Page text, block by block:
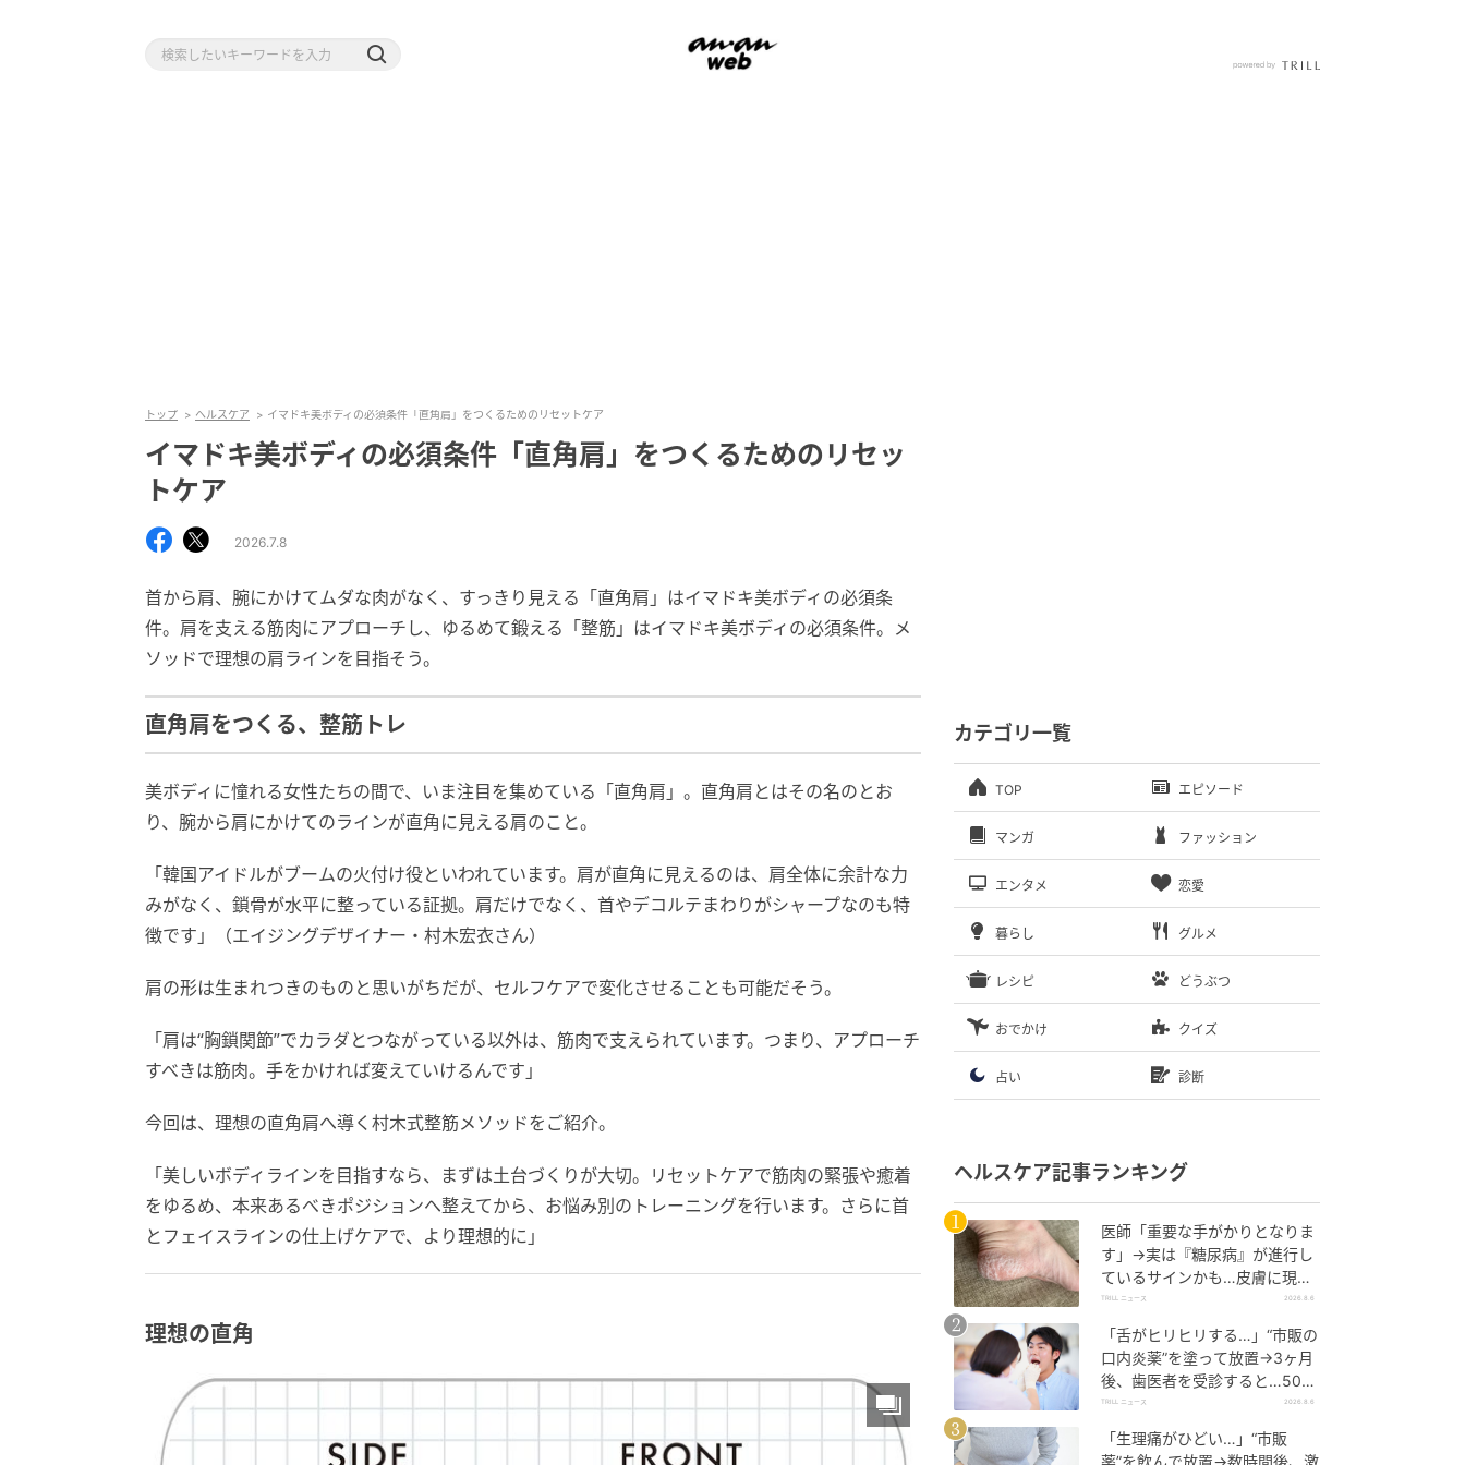
トップ ヘルスケア イマドキ美ボディの必須条件「直角肩」をつくるためのリセットケア
イマドキ美ボディの必須条件「直角肩」をつくるためのリセッ
トケア
2026.7.8
首から肩、腕にかけてムダな肉がなく、すっきり見える「直角肩」はイマドキ美ボディの必須条
件。肩を支える筋肉にアプローチし、ゆるめて鍛える「整筋」はイマドキ美ボディの必須条件。メ
ソッドで理想の肩ラインを目指そう。
直角肩をつくる、整筋トレ
美ボディに憧れる女性たちの間で、いま注目を集めている「直角肩」。直角肩とはその名のとお
り、腕から肩にかけてのラインが直角に見える肩のこと。
「韓国アイドルがブームの火付け役といわれています。肩が直角に見えるのは、肩全体に余計な力
みがなく、鎖骨が水平に整っている証拠。肩だけでなく、首やデコルテまわりがシャープなのも特
徴です」（エイジングデザイナー・村木宏衣さん）
肩の形は生まれつきのものと思いがちだが、セルフケアで変化させることも可能だそう。
「肩は“胸鎖関節”でカラダとつながっている以外は、筋肉で支えられています。つまり、アプローチ
すべきは筋肉。手をかければ変えていけるんです」
今回は、理想の直角肩へ導く村木式整筋メソッドをご紹介。
「美しいボディラインを目指すなら、まずは土台づくりが大切。リセットケアで筋肉の緊張や癒着
をゆるめ、本来あるべきポジションへ整えてから、お悩み別のトレーニングを行います。さらに首
とフェイスラインの仕上げケアで、より理想的に」
理想の直角
カテゴリ一覧
TOP エピソード
マンガ ファッション
エンタメ 恋愛
暮らし グルメ
レシピ どうぶつ
おでかけ クイズ
占い 診断
ヘルスケア記事ランキング
医師「重要な手がかりとなりま
す」→実は『糖尿病』が進行し
ているサインかも…皮膚に現れ
る“3つの危険な変化”
TRILL ニュース 2026.8.6
「舌がヒリヒリする…」“市販の
口内炎薬”を塗って放置→3ヶ月
後、歯医者を受診すると…50代
男性に告げられた“恐ろしい診
TRILL ニュース 2026.8.6
「生理痛がひどい…」“市販
薬”を飲んで放置→数時間後、激